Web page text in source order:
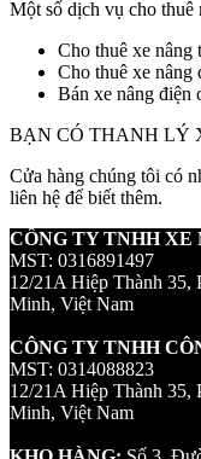
Một số dịch vụ cho thuê
Cho thuê xe nâng
Cho thuê xe nâng
Bán xe nâng điện
BẠN CÓ THANH LÝ
Cửa hàng chúng tôi có
liên hệ để biết thêm.
CÔNG TY TNHH
MST: 0316891497
12/21A Hiệp Thành 35,
Minh, Việt Nam
CÔNG TY TNHH
MST: 0314088823
12/21A Hiệp Thành 35,
Minh, Việt Nam